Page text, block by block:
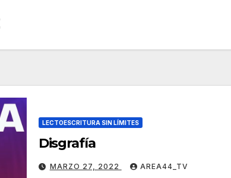
LECTOESCRITURA SIN LÍMITES
Disgrafía
MARZO 27, 2022 AREA44_TV